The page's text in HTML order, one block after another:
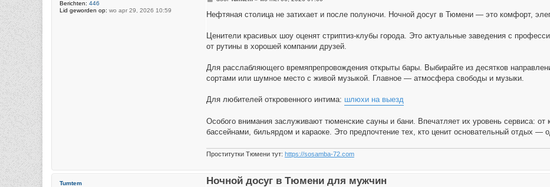
Berichten: 446
Lid geworden op: wo apr 29, 2026 10:59
r
h
Нефтяная столица не затихает и после полуночи. Ночной досуг в Тюмени — это комфорт,
Ценители красивых шоу оценят стриптиз-клубы города. Это актуальные заведения с
от рутины в хорошей компании друзей.
Для расслабляющего времяпрепровождения открыты бары. Выбирайте из десятков
сортами или шумное место с живой музыкой. Главное — атмосфера свободы и музыки.
Для любителей откровенного интима: шлюхи на выезд
Особого внимания заслуживают тюменские сауны и бани. Впечатляет их уровень сервиса:
бассейнами, бильярдом и караоке. Это предпочтение тех, кто ценит основательный отдых —
Проститутки Тюмени тут: https://sosamba-72.com
Tumtem
Ночной досуг в Тюмени для мужчин